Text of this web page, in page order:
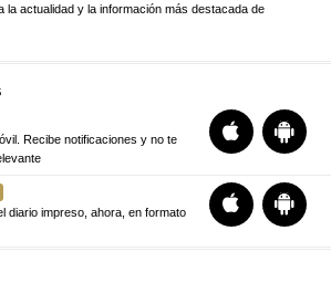
la actualidad y la información más destacada de
Recibe notificaciones y no te
diario impreso, ahora, en formato